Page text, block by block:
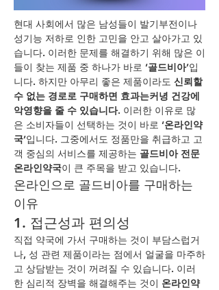
현대 사회에서 많은 남성들이 발기부전이나
성기능 저하로 인한 고민을 안고 살아가고 있
습니다. 이러한 문제를 해결하기 위해 많은 이
들이 찾는 제품 중 하나가 바로 ‘골드비아’입
니다. 하지만 아무리 좋은 제품이라도 신뢰할
수 없는 경로로 구매하면 효과는커녕 건강에
악영향을 줄 수 있습니다. 이러한 이유로 많
은 소비자들이 선택하는 것이 바로 ‘온라인약
국’입니다. 그중에서도 정품만을 취급하고 고
객 중심의 서비스를 제공하는 골드비아 전문
온라인약국이 큰 주목을 받고 있습니다.
온라인으로 골드비아를 구매하는
이유
1. 접근성과 편의성
직접 약국에 가서 구매하는 것이 부담스럽거
나, 성 관련 제품이라는 점에서 얼굴을 마주하
고 상담받는 것이 꺼려질 수 있습니다. 이러
한 심리적 장벽을 해결해주는 것이 온라인약